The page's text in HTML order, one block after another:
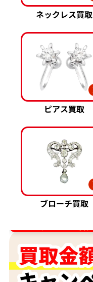
ネックレス買取
ピアス買取
ブローチ買取